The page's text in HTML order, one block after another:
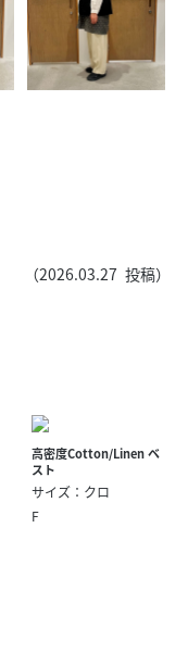
（2026.03.27 投稿）
高密度Cotton/Linen ベ
スト
サイズ：クロ
F